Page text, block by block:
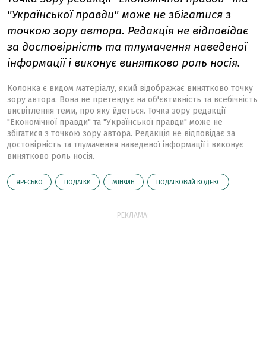
"Української правди" може не збігатися з
точкою зору автора. Редакція не відповідає
за достовірність та тлумачення наведеної
інформації і виконує винятково роль носія.
Колонка є видом матеріалу, який відображає винятково точку
зору автора. Вона не претендує на об'єктивність та всебічність
висвітлення теми, про яку йдеться. Точка зору редакції
"Економічної правди" та "Української правди" може не
збігатися з точкою зору автора. Редакція не відповідає за
достовірність та тлумачення наведеної інформації і виконує
винятково роль носія.
ЯРЕСЬКО ПОДАТКИ МІНФІН ПОДАТКОВИЙ КОДЕКС
РЕКЛАМА: